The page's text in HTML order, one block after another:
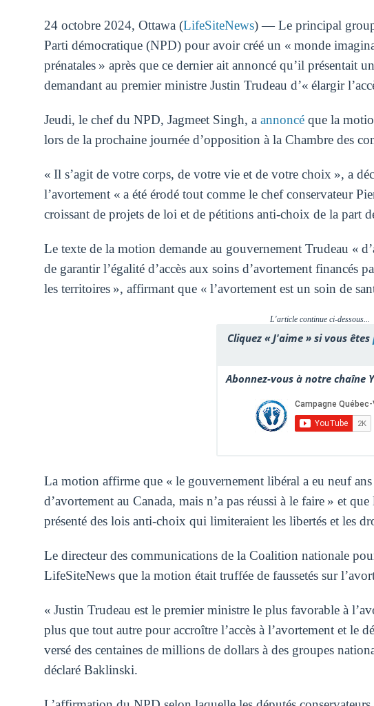
24 octobre 2024, Ottawa (LifeSiteNews) — Le principal
Parti démocratique (NPD) pour avoir créé un « monde
prénatales » après que ce dernier ait annoncé qu’il présentait
demandant au premier ministre Justin Trudeau d’« élargir
Jeudi, le chef du NPD, Jagmeet Singh, a annoncéque la
lors de la prochaine journée d’opposition à la Chambre des
« Il s’agit de votre corps, de votre vie et de votre choix », a
l’avortement « a été érodé tout comme le chef conservateur
croissant de projets de loi et de pétitions anti-choix de la part
Le texte de la motion demande au gouvernement Trudeau «
de garantir l’égalité d’accès aux soins d’avortement financés
les territoires », affirmant que « l’avortement est un soin de
L'article continue ci-dessous...
Cliquez « J'aime » si vous êtes
Abonnez-vous à notre chaîne
La motion affirme que « le gouvernement libéral a eu neuf ans
d’avortement au Canada, mais n’a pas réussi à le faire » et
présenté des lois anti-choix qui limiteraient les libertés et les
Le directeur des communications de la Coalition nationale
LifeSiteNews que la motion était truffée de faussetés sur
« Justin Trudeau est le premier ministre le plus favorable à
plus que tout autre pour accroître l’accès à l’avortement et le
versé des centaines de millions de dollars à des groupes
déclaré Baklinski.